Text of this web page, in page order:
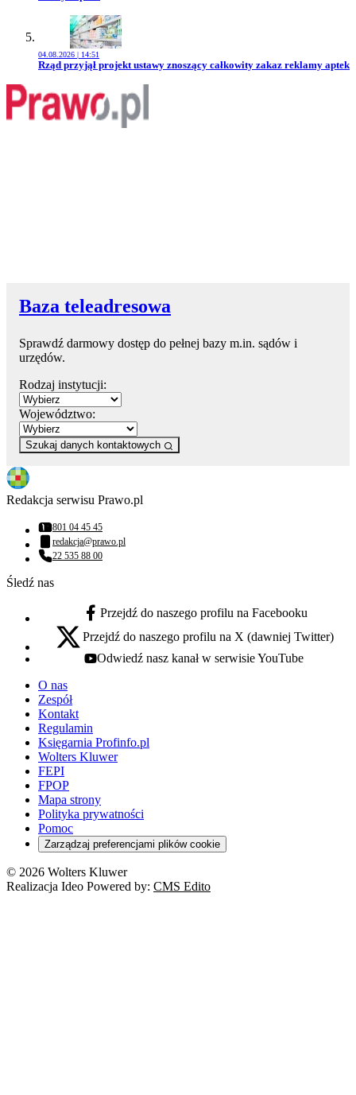
04.08.2026 | 14:51
Przejdź do artykułu:
Rząd przyjął projekt ustawy znoszący całkowity zakaz reklamy aptek
Baza teleadresowa
Sprawdź darmowy dostęp do pełnej bazy m.in. sądów i
urzędów.
Rodzaj instytucji:
Województwo:
Szukaj danych kontaktowych
Redakcja serwisu Prawo.pl
Numer telefonu:
801 04 45 45
Adres email:
redakcja@prawo.pl
Numer telefonu:
22 535 88 00
Śledź nas
facebook - otwiera się w nowej karcie
Przejdź do naszego profilu na Facebooku
x - otwiera się w nowej karcie
Przejdź do naszego profilu na X (dawniej Twitter)
youtube - otwiera się w nowej karcie
Odwiedź nasz kanał w serwisie YouTube
O nas
Zespół
Kontakt
Regulamin
Księgarnia Profinfo.pl
Wolters Kluwer
FEPI
FPOP
Mapa strony
Polityka prywatności
Pomoc
Zarządzaj preferencjami plików cookie
© 2026 Wolters Kluwer
Realizacja Ideo Powered by: CMS Edito